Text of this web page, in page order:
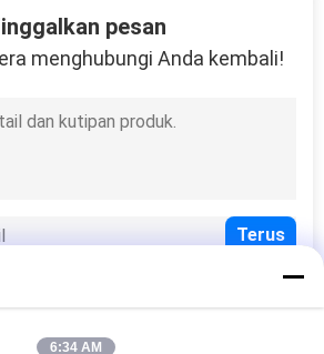
pesan
menghubungi Anda kembali!
6:34 AM